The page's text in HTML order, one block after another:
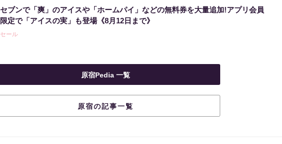
セブンで「爽」のアイスや「ホームパイ」などの無料券を大量追加!アプリ会員
限定で「アイスの実」も登場《8月12日まで》
セール
原宿Pedia 一覧
原宿の記事一覧